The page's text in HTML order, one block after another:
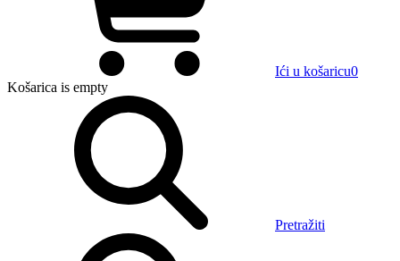
Ići u košaricu0
Košarica is empty
Pretražiti